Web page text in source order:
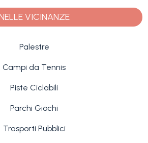
VICINANZE
Palestre
Campi da Tennis
Piste Ciclabili
Parchi Giochi
Trasporti Pubblici